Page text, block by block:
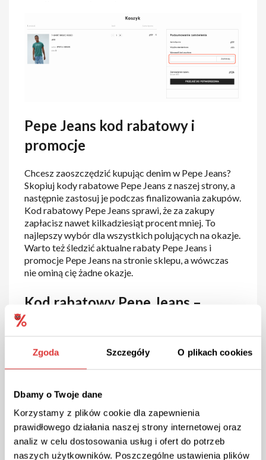
Zgoda Szczegóły O plikach cookies
Dbamy o Twoje dane
Korzystamy z plików cookie dla zapewnienia
prawidłowego działania naszej strony internetowej oraz
analiz w celu dostosowania usług i ofert do potrzeb
naszych użytkowników. Poszczególne ustawienia plików
Pepe Jeans kod rabatowy i
promocje
Chcesz zaoszczędzić kupując denim w Pepe Jeans?
Skopiuj kody rabatowe Pepe Jeans z naszej strony, a
następnie zastosuj je podczas finalizowania zakupów.
Kod rabatowy Pepe Jeans sprawi, że za zakupy
zapłacisz nawet kilkadziesiąt procent mniej. To
najlepszy wybór dla wszystkich polujących na okazje.
Warto też śledzić aktualne rabaty Pepe Jeans i
promocje Pepe Jeans na stronie sklepu, a wówczas
nie ominą cię żadne okazje.
Kod rabatowy Pepe Jeans –
rodzaje i korzyści
Szukasz modnej odzieży dżinsowej? Chcesz poznać
buduje tę markę – cieszy się ona również
popularnością dzięki rozmaitym akcjom zniżkowym.
Wśród nich znajdziesz kilka rodzajów kodów
rabatowych, które pomogą Ci zaoszczędzić więcej
niż się spodziewasz. Sprawdź poniżej jak z nich